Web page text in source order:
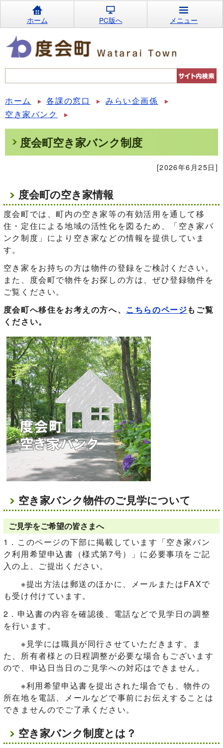
ホーム PC版へ メニュー
ホーム 各課の窓口
みらい企画係
空き家バンク
度会町空き家バンク制度
[2026年6月25日]
度会町の空き家情報
度会町では、町内の空き家等の有効活用を通して移
住・定住による地域の活性化を図るため、「空き家バ
ンク制度」により空き家などの情報を提供していま
す。
空き家をお持ちの方は物件の登録をご検討ください。
また、度会町で物件をお探しの方は、ぜひ登録物件を
ご覧ください。
度会町へ移住をお考えの方へ、 こちらのページもご覧
ください。
空き家バンク物件のご見学について
ご見学をご希望の皆さまへ
1．このページの下部に掲載しています「空き家バン
ク利用希望申込書（様式第7号）」に必要事項をご記
入の上、ご提出ください。
※提出方法は郵送のほかに、メールまたはFAXで
も受け付けています。
2．申込書の内容を確認後、電話などで見学日の調整
を行います。
※見学には職員が同行させていただきます。ま
た、所有者様との日程調整が必要な場合もございます
ので、申込日当日のご見学への対応はできません。
※利用希望申込書を提出された場合でも、物件の
所在地を電話、メールなどで事前にお伝えすることは
できませんのでご了承ください。
空き家バンク制度とは？